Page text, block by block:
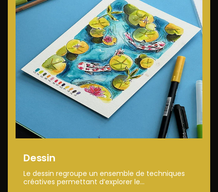
Dessin
Le dessin regroupe un ensemble de techniques
créatives permettant d’explorer le...